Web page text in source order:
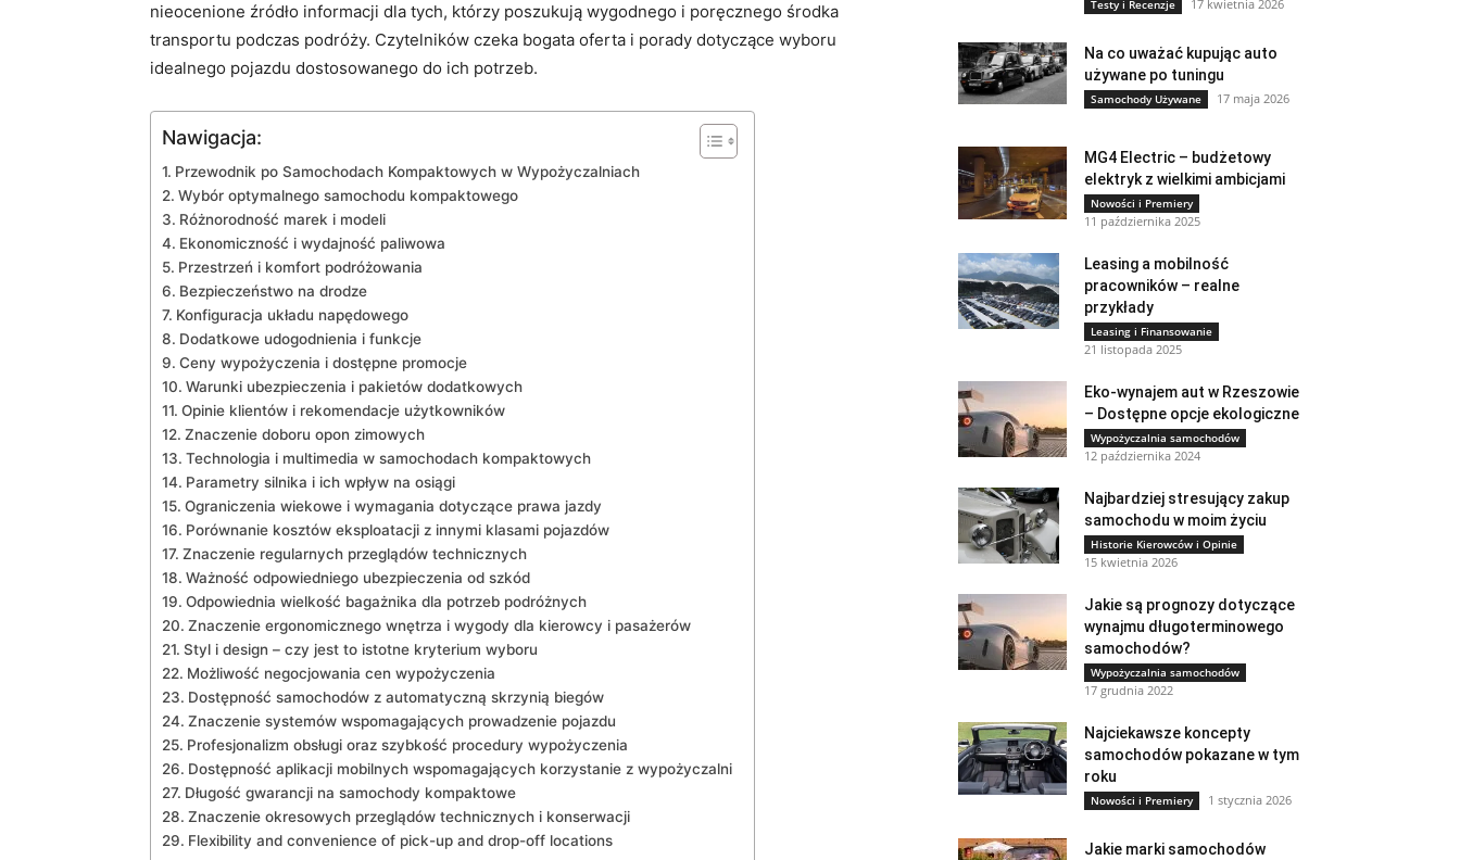
nieocenione źródło informacji dla tych, którzy poszukują wygodnego i poręcznego środka
⁢transportu podczas podróży. ​Czytelników ⁢czeka bogata oferta i porady ⁣dotyczące wyboru
idealnego pojazdu dostosowanego do ich ⁣potrzeb.
Nawigacja:
Przewodnik po Samochodach⁢ Kompaktowych w Wypożyczalniach
Wybór⁢ optymalnego samochodu kompaktowego
Różnorodność marek i modeli
Ekonomiczność i wydajność paliwowa
Przestrzeń i komfort podróżowania
Bezpieczeństwo na‍ drodze
Konfiguracja układu ​napędowego
Dodatkowe udogodnienia i funkcje
Ceny ⁤wypożyczenia​ i dostępne promocje
Warunki ⁢ubezpieczenia⁢ i pakietów dodatkowych
Opinie klientów i⁢ rekomendacje użytkowników
Znaczenie doboru opon‍ zimowych
Technologia ⁤i multimedia w samochodach kompaktowych
Parametry silnika i ich wpływ na osiągi
Ograniczenia wiekowe i ⁣wymagania dotyczące prawa jazdy
Porównanie ⁢kosztów eksploatacji z​ innymi klasami pojazdów
Znaczenie regularnych przeglądów ⁣technicznych
Ważność odpowiedniego ubezpieczenia od szkód
Odpowiednia wielkość bagażnika dla ⁣potrzeb ​podróżnych
Znaczenie‌ ergonomicznego wnętrza i wygody dla kierowcy i pasażerów
Styl i design – czy jest to istotne kryterium wyboru
Możliwość negocjowania cen wypożyczenia
Dostępność samochodów z ‌automatyczną skrzynią ‍biegów
Znaczenie systemów ‍wspomagających prowadzenie pojazdu
Profesjonalizm‌ obsługi⁤ oraz szybkość procedury ‍wypożyczenia
Dostępność aplikacji mobilnych wspomagających korzystanie z wypożyczalni
Długość gwarancji na samochody kompaktowe
Znaczenie okresowych‍ przeglądów technicznych ⁢i⁣ konserwacji
Flexibility and convenience of pick-up ‍and drop-off locations
Testy i Recenzje 17 kwietnia 2026
Na co uważać kupując auto
używane po tuningu
Samochody Używane 17 maja 2026
MG4 Electric – budżetowy
elektryk z wielkimi ambicjami
Nowości i Premiery
11 października 2025
Leasing a mobilność
pracowników – realne
przykłady
Leasing i Finansowanie
21 listopada 2025
Eko-wynajem aut w Rzeszowie
– Dostępne opcje ekologiczne
Wypożyczalnia samochodów
12 października 2024
Najbardziej stresujący zakup
samochodu w moim życiu
Historie Kierowców i Opinie
15 kwietnia 2026
Jakie są prognozy dotyczące
wynajmu długoterminowego
samochodów?
Wypożyczalnia samochodów
17 grudnia 2022
Najciekawsze koncepty
samochodów pokazane w tym
roku
Nowości i Premiery 1 stycznia 2026
Jakie marki samochodów